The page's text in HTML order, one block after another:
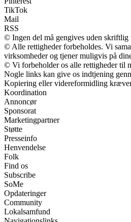
TikTok
Mail
RSS
© Ingen del må gengives uden skriftlig
© Alle rettigheder forbeholdes. Vi
virksomheder og tjener muligvis på
© Vi forbeholder os alle rettigheder til
Nogle links kan give os indtjening
Kopiering eller videreformidling
Koordination
Annoncør
Sponsorat
Marketingpartner
Støtte
Presseinfo
Henvendelse
Folk
Find os
Subscribe
SoMe
Opdateringer
Community
Lokalsamfund